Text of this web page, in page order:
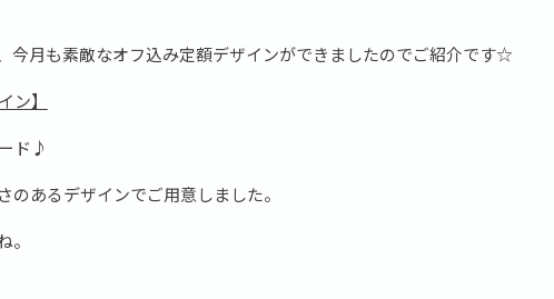
今月も素敵なオフ込み定額デザインができましたのでご紹介です☆
ン】
ド♪
あるデザインでご用意しました。
。